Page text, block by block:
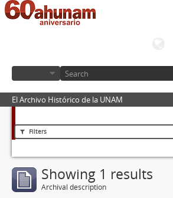
El Archivo Histórico de la UNAM
Filters
Showing 1 results
Archival description